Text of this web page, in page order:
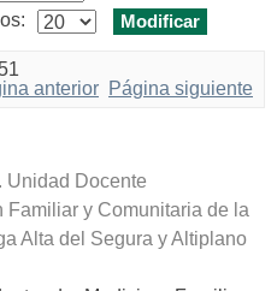
anterior Página siguiente
Unidad Docente
Familiar y Comunitaria de la
Alta del Segura y Altiplano